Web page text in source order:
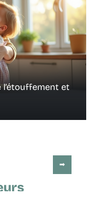
et